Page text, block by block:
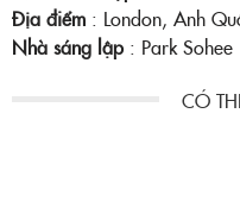
Địa điểm : London, Anh
Nhà sáng lập : Park Sohee